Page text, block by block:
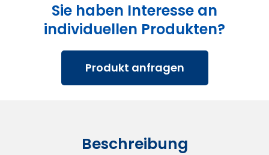
Sie haben Interesse an
individuellen Produkten?
Produkt anfragen
Beschreibung